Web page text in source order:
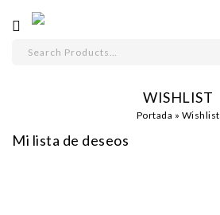
WISHLIST
Portada » Wishlist
Mi lista de deseos